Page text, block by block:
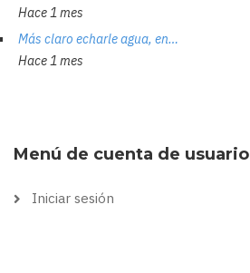
Hace 1 mes
Más claro echarle agua, en…
Hace 1 mes
Menú de cuenta de usuario
Iniciar sesión